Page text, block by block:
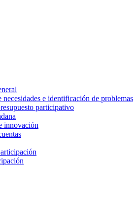
necesidades e identificación de problemas
participativo
innovación